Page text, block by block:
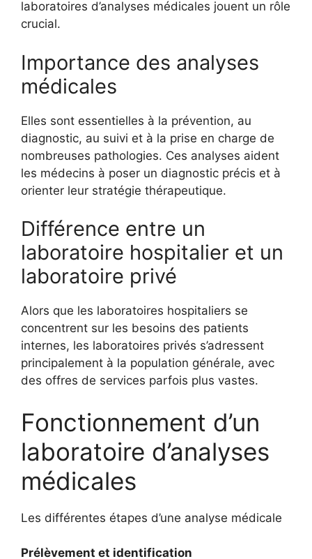
laboratoires d’analyses médicales jouent un rôle
crucial.
Importance des analyses
médicales
Elles sont essentielles à la prévention, au
diagnostic, au suivi et à la prise en charge de
nombreuses pathologies. Ces analyses aident
les médecins à poser un diagnostic précis et à
orienter leur stratégie thérapeutique.
Différence entre un
laboratoire hospitalier et un
laboratoire privé
Alors que les laboratoires hospitaliers se
concentrent sur les besoins des patients
internes, les laboratoires privés s’adressent
principalement à la population générale, avec
des offres de services parfois plus vastes.
Fonctionnement d’un
laboratoire d’analyses
médicales
Les différentes étapes d’une analyse médicale
Prélèvement et identification